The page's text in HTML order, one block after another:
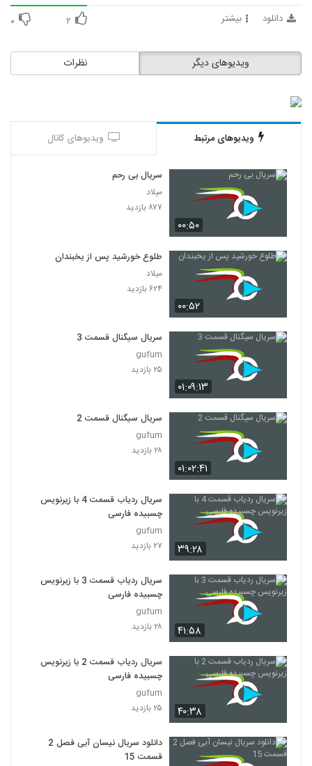
دانلود بیشتر ۲ ۰
نظرات ویدیوهای دیگر
ویدیوهای مرتبط ویدیوهای کانال
۰۰:۵۰
سریال بی رحم
میلاد
۸۷۷ بازدید
۰۰:۵۲
طلوع خورشید پس از یخبندان
میلاد
۶۲۴ بازدید
۰۱:۰۹:۱۳
سریال سیگنال قسمت 3
gufum
۲۵ بازدید
۰۱:۰۲:۴۱
سریال سیگنال قسمت 2
gufum
۲۸ بازدید
۳۹:۲۸
سریال ردیاب قسمت 4 با زیرنویس
چسبیده فارسی
gufum
۲۷ بازدید
۴۱:۵۸
سریال ردیاب قسمت 3 با زیرنویس
چسبیده فارسی
gufum
۲۸ بازدید
۴۰:۳۸
سریال ردیاب قسمت 2 با زیرنویس
چسبیده فارسی
gufum
۲۵ بازدید
دانلود سریال نیسان آبی فصل 2
قسمت 15